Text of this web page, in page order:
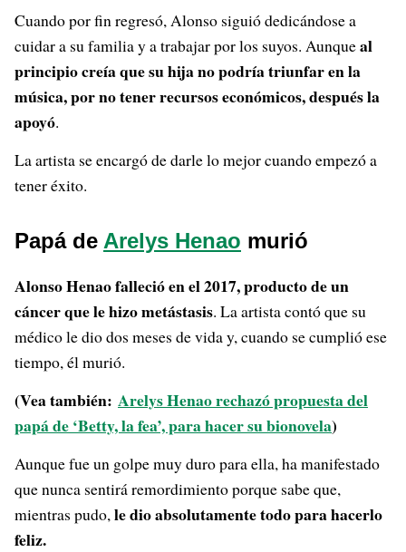
Cuando por fin regresó, Alonso siguió dedicándose a
cuidar a su familia y a trabajar por los suyos. Aunqueal
principio creía que su hija no podría triunfar en la
música, por no tener recursos económicos, después la
apoyó.
La artista se encargó de darle lo mejor cuando empezó a
tener éxito.
Papá de Arelys Henao murió
Alonso Henao falleció en el 2017, producto de un
cáncer que le hizo metástasis. La artista contó que su
médico le dio dos meses de vida y, cuando se cumplió ese
tiempo, él murió.
(Vea también: Arelys Henao rechazó propuesta del
papá de ‘Betty, la fea’, para hacer su bionovela)
Aunque fue un golpe muy duro para ella, ha manifestado
que nunca sentirá remordimiento porque sabe que,
mientras pudo,le dio absolutamente todo para hacerlo
feliz.